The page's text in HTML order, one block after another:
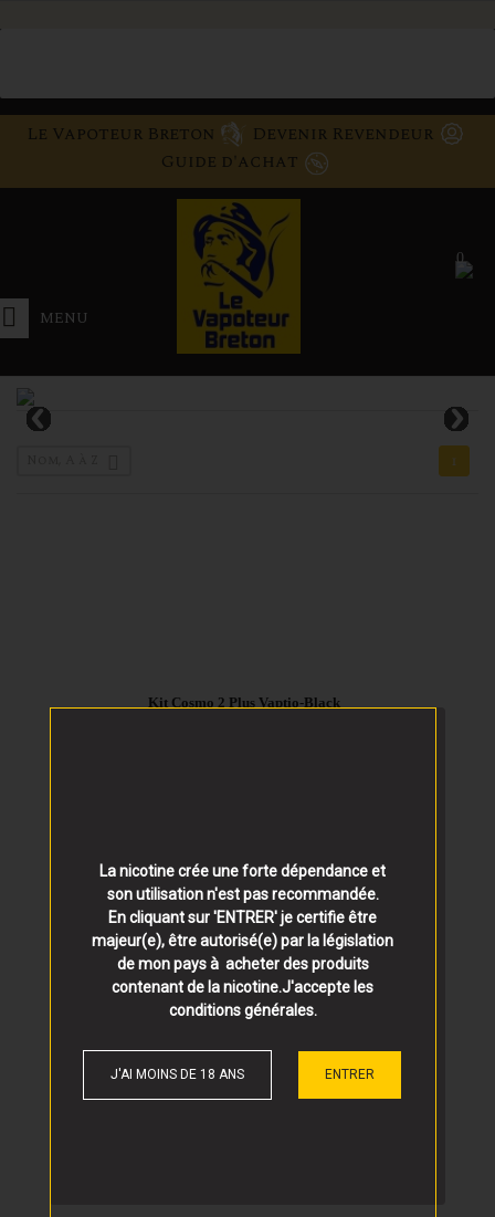
La nicotine crée une forte dépendance et
son utilisation n'est pas recommandée.
En cliquant sur 'ENTRER' je certifie être
majeur(e), être autorisé(e) par la législation
de mon pays à acheter des produits
contenant de la nicotine.J'accepte les
conditions générales.
J'AI MOINS DE 18 ANS ENTRER
Le Vapoteur Breton
Devenir Revendeur
Guide d'achat
0
MENU
1
Kit Cosmo 2 Plus Vaptio-Black
26,90 €